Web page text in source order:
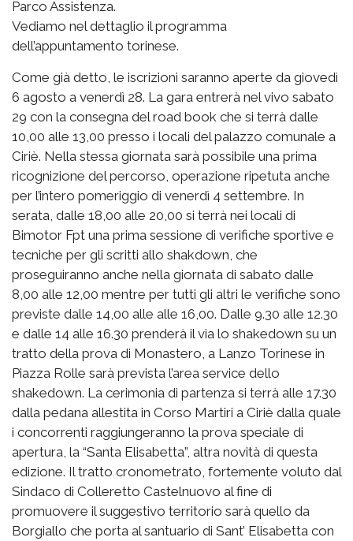
Parco Assistenza.
Vediamo nel dettaglio il programma
dell’appuntamento torinese.
Come già detto, le iscrizioni saranno aperte da giovedì
6 agosto a venerdì 28. La gara entrerà nel vivo sabato
29 con la consegna del road book che si terrà dalle
10,00 alle 13,00 presso i locali del palazzo comunale a
Ciriè. Nella stessa giornata sarà possibile una prima
ricognizione del percorso, operazione ripetuta anche
per l’intero pomeriggio di venerdì 4 settembre. In
serata, dalle 18,00 alle 20,00 si terrà nei locali di
Bimotor Fpt una prima sessione di verifiche sportive e
tecniche per gli scritti allo shakdown, che
proseguiranno anche nella giornata di sabato dalle
8,00 alle 12,00 mentre per tutti gli altri le verifiche sono
previste dalle 14,00 alle alle 16,00. Dalle 9.30 alle 12.30
e dalle 14 alle 16.30 prenderà il via lo shakedown su un
tratto della prova di Monastero, a Lanzo Torinese in
Piazza Rolle sarà prevista l’area service dello
shakedown. La cerimonia di partenza si terrà alle 17.30
dalla pedana allestita in Corso Martiri a Ciriè dalla quale
i concorrenti raggiungeranno la prova speciale di
apertura, la “Santa Elisabetta”, altra novità di questa
edizione. Il tratto cronometrato, fortemente voluto dal
Sindaco di Colleretto Castelnuovo al fine di
promuovere il suggestivo territorio sarà quello da
Borgiallo che porta al santuario di Sant’ Elisabetta con